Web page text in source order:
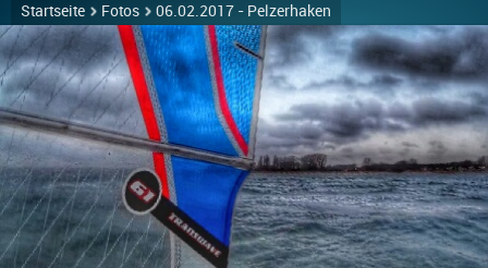
Startseite Fotos 06.02.2017 - Pelzerhaken